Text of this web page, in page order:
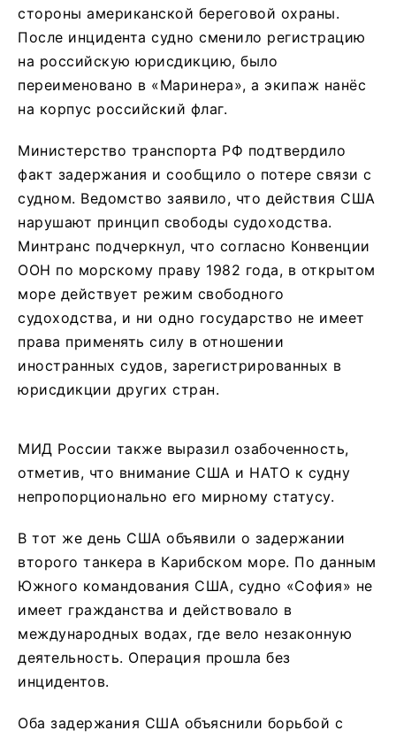
стороны американской береговой охраны.
После инцидента судно сменило регистрацию
на российскую юрисдикцию, было
переименовано в «Маринера», а экипаж нанёс
на корпус российский флаг.
Министерство транспорта РФ подтвердило
факт задержания и сообщило о потере связи с
судном. Ведомство заявило, что действия США
нарушают принцип свободы судоходства.
Минтранс подчеркнул, что согласно Конвенции
ООН по морскому праву 1982 года, в открытом
море действует режим свободного
судоходства, и ни одно государство не имеет
права применять силу в отношении
иностранных судов, зарегистрированных в
юрисдикции других стран.
МИД России также выразил озабоченность,
отметив, что внимание США и НАТО к судну
непропорционально его мирному статусу.
В тот же день США объявили о задержании
второго танкера в Карибском море. По данным
Южного командования США, судно «София» не
имеет гражданства и действовало в
международных водах, где вело незаконную
деятельность. Операция прошла без
инцидентов.
Оба задержания США объяснили борьбой с